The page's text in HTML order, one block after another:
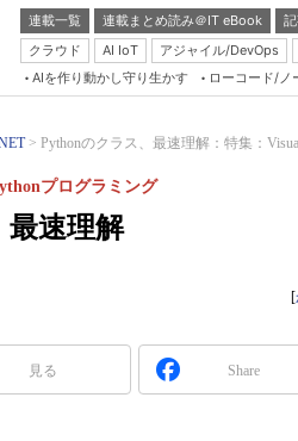
連載一覧 連載まとめ読み＠IT eBook
クラウド
AI IoT アジャイル/DevOps
AIを作り動かし守り生かす ローコード/ノ
Pythonのクラス、最速理解：特集：
最速理解
プログラミング
[
見る Share